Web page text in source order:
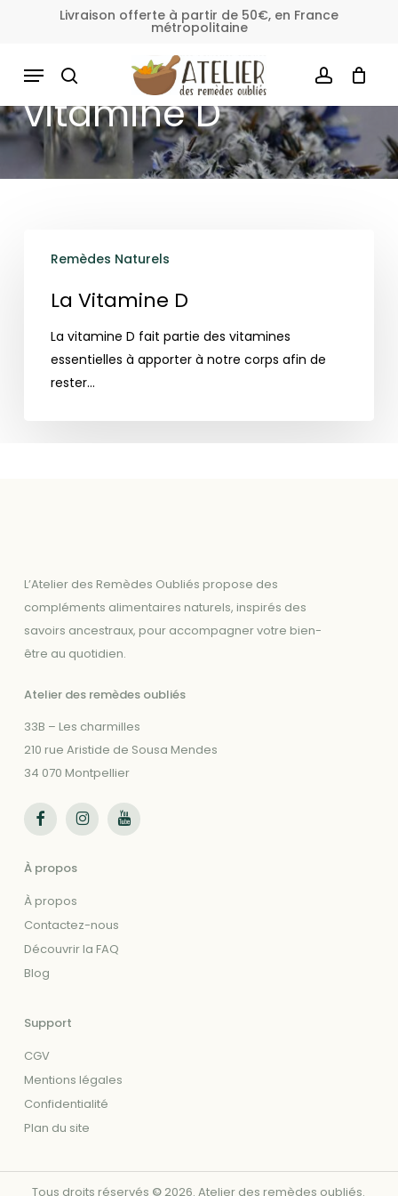
content
Livraison offerte à partir de 50€, en France
métropolitaine
SEARCH ACCOUNT
MENU panier
vitamine D
Vitamine
Remèdes Naturels
La Vitamine D
La vitamine D fait partie des vitamines
essentielles à apporter à notre corps afin de
rester…
L’Atelier des Remèdes Oubliés propose des
compléments alimentaires naturels, inspirés des
savoirs ancestraux, pour accompagner votre bien-
être au quotidien.
Atelier des remèdes oubliés
33B – Les charmilles
210 rue Aristide de Sousa Mendes
34 070 Montpellier
Suivez-nous sur FacebookSuivez-nous sur InstagramSuivez-nous sur Youtube
À propos
À propos
Contactez-nous
Découvrir la FAQ
Blog
Support
CGV
Mentions légales
Confidentialité
Plan du site
Tous droits réservés © 2026. Atelier des remèdes oubliés.